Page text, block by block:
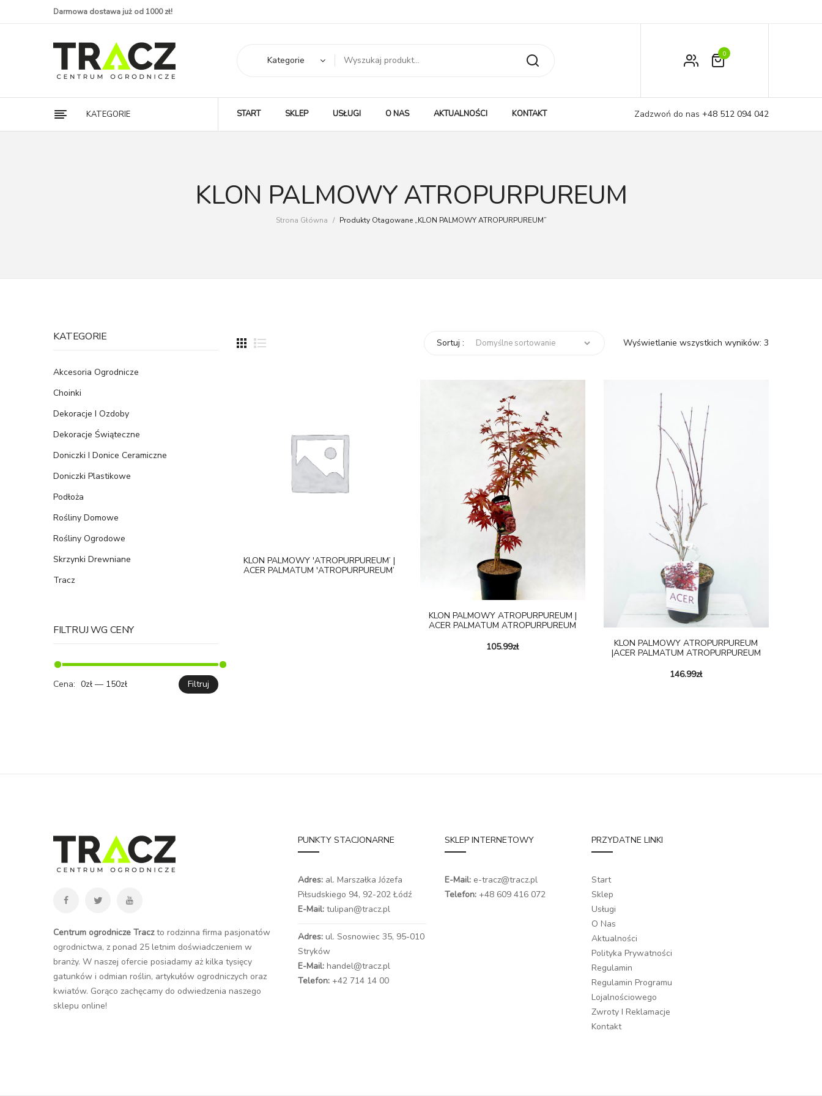
Darmowa dostawa już od 1000 zł!
Moje konto
0
Kategorie
KATEGORIE START SKLEP USŁUGI O NAS AKTUALNOŚCI KONTAKT Zadzwoń do nas +48 512 094 042
KLON PALMOWY ATROPURPUREUM
Strona Główna / Produkty Otagowane „KLON PALMOWY ATROPURPUREUM”
KATEGORIE
Akcesoria Ogrodnicze
Choinki
Dekoracje I Ozdoby
Dekoracje Świąteczne
Doniczki I Donice Ceramiczne
Doniczki Plastikowe
Podłoża
Rośliny Domowe
Rośliny Ogrodowe
Skrzynki Drewniane
Tracz
FILTRUJ WG CENY
Filtruj
Cena: 0zł — 150zł
Wyświetlanie wszystkich wyników: 3
Sortuj :
KLON PALMOWY 'ATROPURPUREUM’ |
ACER PALMATUM 'ATROPURPUREUM’
KLON PALMOWY ATROPURPUREUM |
ACER PALMATUM ATROPURPUREUM
105.99zł
KLON PALMOWY ATROPURPUREUM
|ACER PALMATUM ATROPURPUREUM
146.99zł
Centrum ogrodnicze Traczto rodzinna firma pasjonatów
ogrodnictwa, z ponad 25 letnim doświadczeniem w
branży. W naszej ofercie posiadamy aż kilka tysięcy
gatunków i odmian roślin, artykułów ogrodniczych oraz
kwiatów. Gorąco zachęcamy do odwiedzenia naszego
sklepu online!
PUNKTY STACJONARNE
Adres: al. Marszałka Józefa
Piłsudskiego 94, 92-202 Łódź
E-Mail: tulipan@tracz.pl
Adres: ul. Sosnowiec 35, 95-010
Stryków
E-Mail: handel@tracz.pl
Telefon: +42 714 14 00
SKLEP INTERNETOWY
E-Mail: e-tracz@tracz.pl
Telefon: +48 609 416 072
PRZYDATNE LINKI
Start
Sklep
Usługi
O Nas
Aktualności
Polityka Prywatności
Regulamin
Regulamin Programu
Lojalnościowego
Zwroty I Reklamacje
Kontakt